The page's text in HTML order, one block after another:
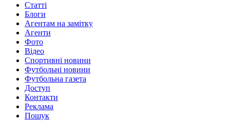
Статті
Блоги
Агентам на замітку
Агенти
Фото
Відео
Спортивні новини
Футбольні новини
Футбольна газета
Доступ
Контакти
Реклама
Пошук